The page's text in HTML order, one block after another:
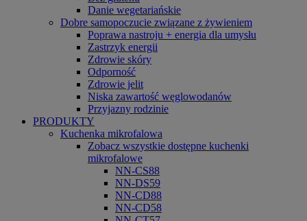
Danie wegetariańskie
Dobre samopoczucie związane z żywieniem
Poprawa nastroju + energia dla umysłu
Zastrzyk energii
Zdrowie skóry
Odporność
Zdrowie jelit
Niska zawartość węglowodanów
Przyjazny rodzinie
PRODUKTY
Kuchenka mikrofalowa
Zobacz wszystkie dostępne kuchenki
mikrofalowe
NN-CS88
NN-DS59
NN-CD88
NN-CD58